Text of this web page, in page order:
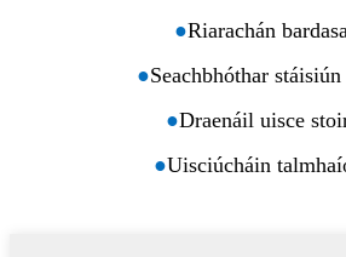
●Riarachán
●Seachbhóthar
●Draenáil uisce
●Uisciúcháin